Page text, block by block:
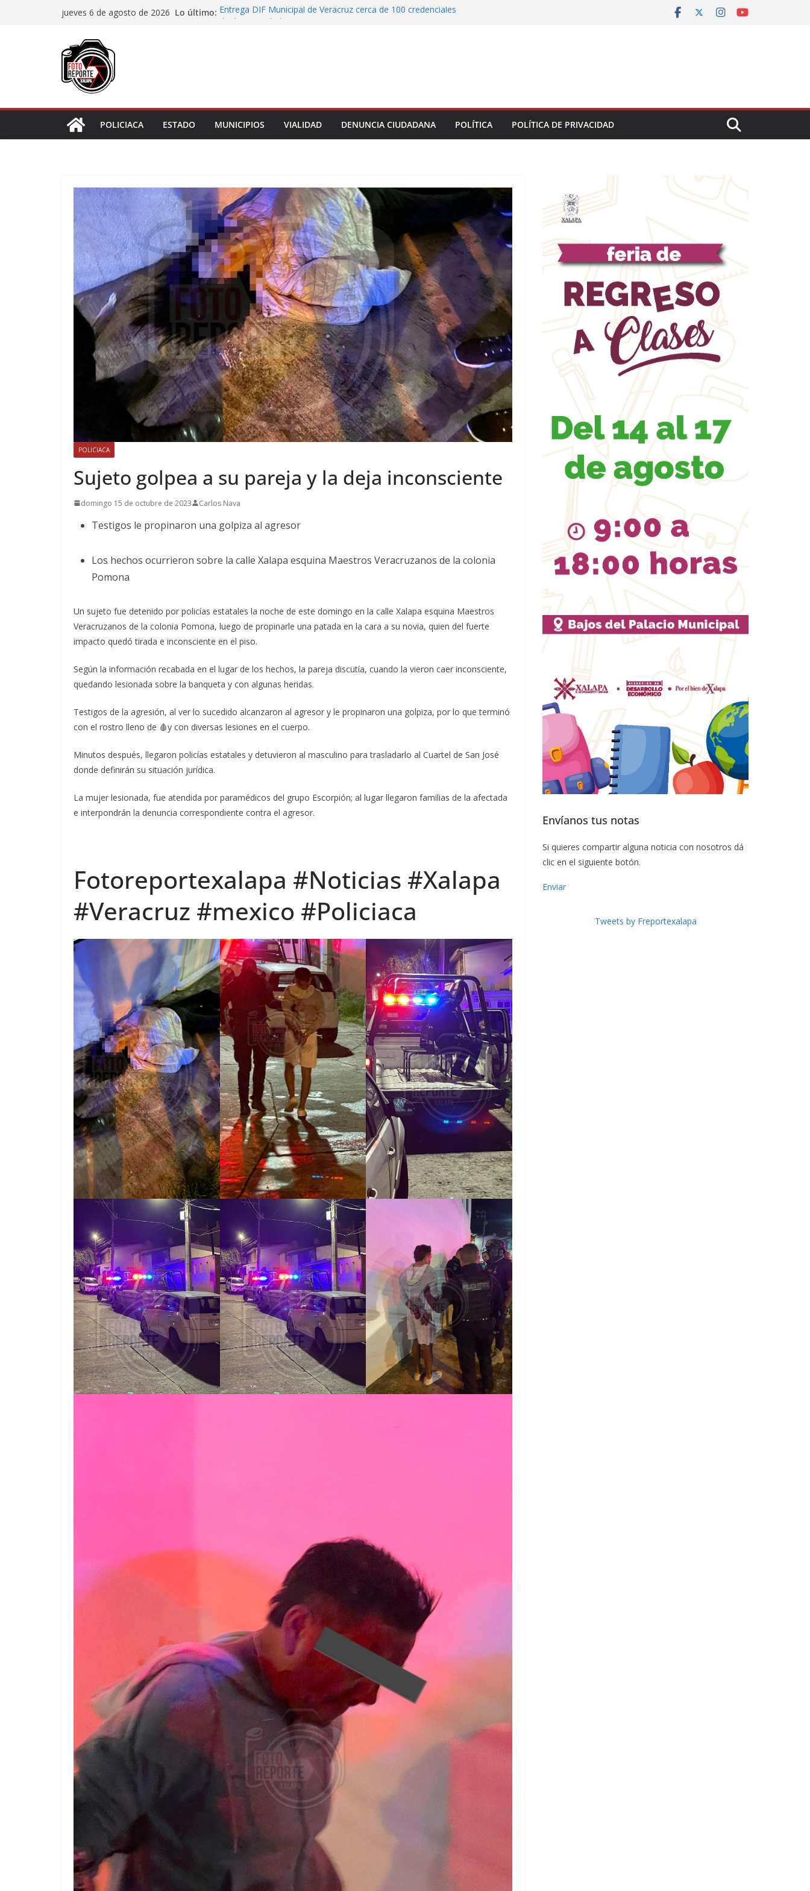
jueves 6 de agosto de 2026 Lo último: Entrega DIF Municipal de Veracruz cerca de 100 credenciales
representar riesgos; no es tala ilegal
POLICIACA
ESTADO MUNICIPIOS VIALIDAD DENUNCIA CIUDADANA POLÍTICA POLÍTICA DE PRIVACIDAD
POLICIACA
Sujeto golpea a su pareja y la deja inconsciente
domingo 15 de octubre de 2023 Carlos Nava
Testigos le propinaron una golpiza al agresor
Los hechos ocurrieron sobre la calle Xalapa esquina Maestros Veracruzanos de la colonia
Pomona
Un sujeto fue detenido por policías estatales la noche de este domingo en la calle Xalapa esquina Maestros
Veracruzanos de la colonia Pomona, luego de propinarle una patada en la cara a su novia, quien del fuerte
impacto quedó tirada e inconsciente en el piso.
Según la información recabada en el lugar de los hechos, la pareja discutía, cuando la vieron caer inconsciente,
quedando lesionada sobre la banqueta y con algunas heridas.
Testigos de la agresión, al ver lo sucedido alcanzaron al agresor y le propinaron una golpiza, por lo que terminó
con el rostro lleno de 🩸y con diversas lesiones en el cuerpo.
Minutos después, llegaron policías estatales y detuvieron al masculino para trasladarlo al Cuartel de San José
donde definirán su situación jurídica.
La mujer lesionada, fue atendida por paramédicos del grupo Escorpión; al lugar llegaron familias de la afectada
e interpondrán la denuncia correspondiente contra el agresor.
Fotoreportexalapa #Noticias #Xalapa
#Veracruz #mexico #Policiaca
Envíanos tus notas
Si quieres compartir alguna noticia con nosotros dá
clic en el siguiente botón.
Enviar
Tweets by Freportexalapa